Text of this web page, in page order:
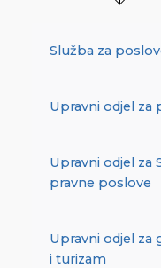
Služba za
Upravni odjel za
Upravni odjel za
pravne poslove
Upravni odjel
i turizam